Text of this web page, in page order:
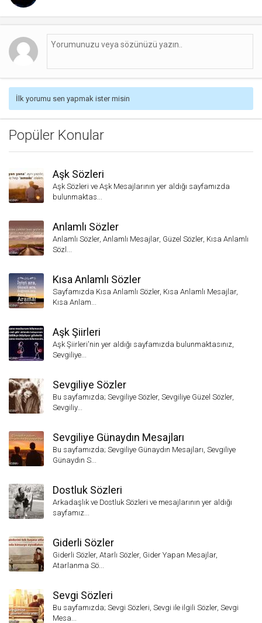
İlk yorumu sen yapmak ister misin
Popüler Konular
Aşk Sözleri
Aşk Sözleri ve Aşk Mesajlarının yer aldığı sayfamızda
bulunmaktas...
Anlamlı Sözler
Anlamlı Sözler, Anlamlı Mesajlar, Güzel Sözler, Kısa Anlamlı
Sözl...
Kısa Anlamlı Sözler
Sayfamızda Kısa Anlamlı Sözler, Kısa Anlamlı Mesajlar,
Kısa Anlam...
Aşk Şiirleri
Aşk Şiirleri'nin yer aldığı sayfamızda bulunmaktasınız,
Sevgiliye...
Sevgiliye Sözler
Bu sayfamızda; Sevgiliye Sözler, Sevgiliye Güzel Sözler,
Sevgiliy...
Sevgiliye Günaydın Mesajları
Bu sayfamızda; Sevgiliye Günaydın Mesajları, Sevgiliye
Günaydın S...
Dostluk Sözleri
Arkadaşlık ve Dostluk Sözleri ve mesajlarının yer aldığı
sayfamız...
Giderli Sözler
Giderli Sözler, Atarlı Sözler, Gider Yapan Mesajlar,
Atarlanma Sö...
Sevgi Sözleri
Bu sayfamızda; Sevgi Sözleri, Sevgi ile ilgili Sözler, Sevgi
Mesa...